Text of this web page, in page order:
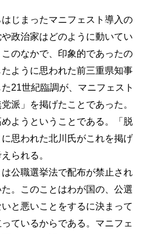
じまったマニフェスト導入の
政治家はどのように動いてい
のなかで、印象的であったの
ように思われた前三重県知事
21世紀臨調が、マニフェスト
派」を掲げたことであった。
ようということである。「脱
思われた北川氏がこれを掲げ
られる。
公職選挙法で配布が禁止され
。このことはわが国の、公選
と悪いことをするに決まって
ているからである。マニフェ